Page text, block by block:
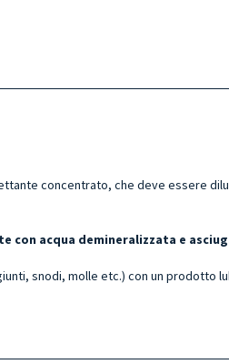
concentrato, che deve essere
con acqua demineralizzata e
snodi, molle etc.) con un prodotto